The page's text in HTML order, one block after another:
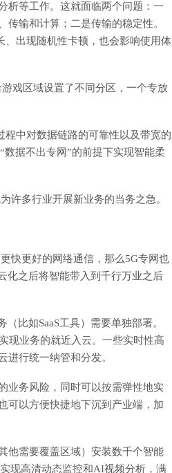
析等工作。这就面临两个问题：一
输和计算；二是传输的稳定性。
、出现随机性卡顿，也会影响使用体
戏区域设置了不同分区，一个专放
中对数据链路的可靠性以及带宽的
据不出专网”的前提下实现智能柔
许多行业开展新业务的当务之急。
快更好的网络通信，那么5G专网也
化之后将智能带入到千行万业之后
比如SaaS工具）需要单独部署。
现业务的就近入云。一些实时性高
进行统一纳管和分发。
业务风险，同时可以按需弹性地实
可以方便快捷地下沉到产业端，加
他需要覆盖区域）安装数千个智能
现高清动态监控和AI视频分析，满